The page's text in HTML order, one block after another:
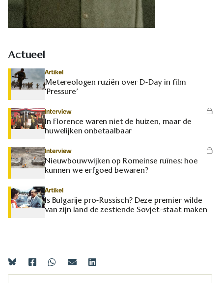
Actueel
Artikel
Metereologen ruziën over D-Day in film
‘Pressure’
Interview
In Florence waren niet de huizen, maar de
huwelijken onbetaalbaar
Interview
Nieuwbouwwijken op Romeinse ruïnes: hoe
kunnen we erfgoed bewaren?
Artikel
Is Bulgarije pro-Russisch? Deze premier wilde
van zijn land de zestiende Sovjet-staat maken